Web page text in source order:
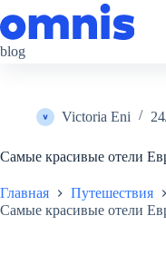
к
сути
blog
Victoria Eni
Самые красивые отели
Главная
Путешествия
Самые красивые отели